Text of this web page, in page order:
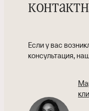
Если у вас
консультация,